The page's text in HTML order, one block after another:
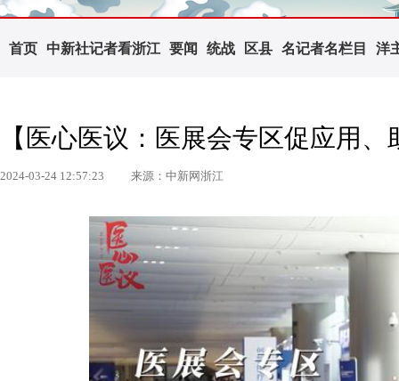
首页 中新社记者看浙江 要闻 统战 区县 名记者名栏目 洋
【医心医议：医展会专区促应用、
2024-03-24 12:57:23 来源：中新网浙江